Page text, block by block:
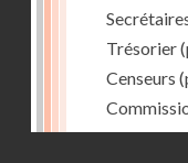
Trésorier
Censeurs
Comité